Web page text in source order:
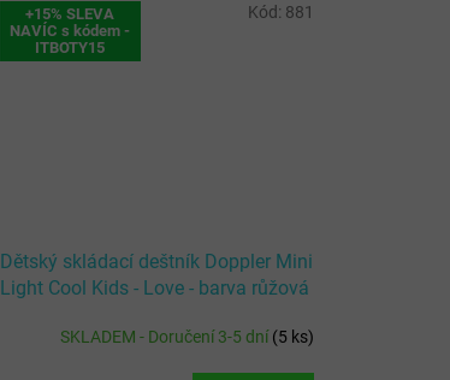
+15% SLEVA
NAVÍC s kódem -
ITBOTY15
Dětský skládací deštník Doppler Mini
Light Cool Kids - Love - barva růžová
SKLADEM - Doručení 3-5 dní(5 ks)
Kód: 881